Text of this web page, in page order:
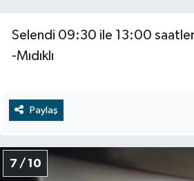
Selendi 09:30 ile 13:00
-Mıdıklı
Paylaş
7 / 10